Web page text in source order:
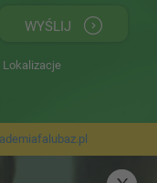
WYŚLIJ
Lokalizacje